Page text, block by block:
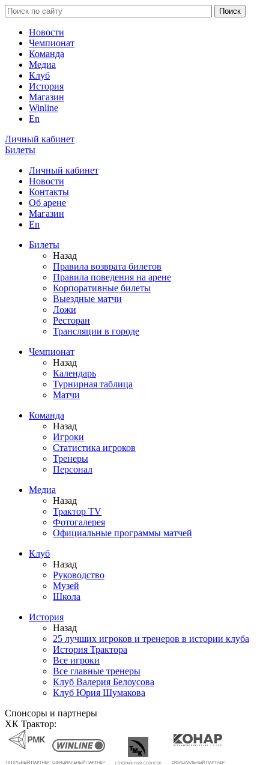
Новости
Чемпионат
Команда
Медиа
Клуб
История
Магазин
Winline
En
Личный кабинет
Билеты
Личный кабинет
Новости
Контакты
Об арене
Магазин
En
Билеты
Назад
Правила возврата билетов
Правила поведения на арене
Корпоративные билеты
Выездные матчи
Ложи
Ресторан
Трансляции в городе
Чемпионат
Назад
Календарь
Турнирная таблица
Матчи
Команда
Назад
Игроки
Статистика игроков
Тренеры
Персонал
Медиа
Назад
Трактор TV
Фотогалерея
Официальные программы матчей
Клуб
Назад
Руководство
Музей
Школа
История
Назад
25 лучших игроков и тренеров в истории клуба
История Трактора
Все игроки
Все главные тренеры
Клуб Валерия Белоусова
Клуб Юрия Шумакова
Спонсоры и партнеры
ХК Трактор: